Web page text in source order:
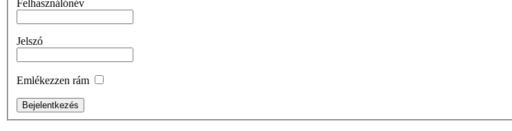
Felhasználónév
Jelszó
Emlékezzen rám